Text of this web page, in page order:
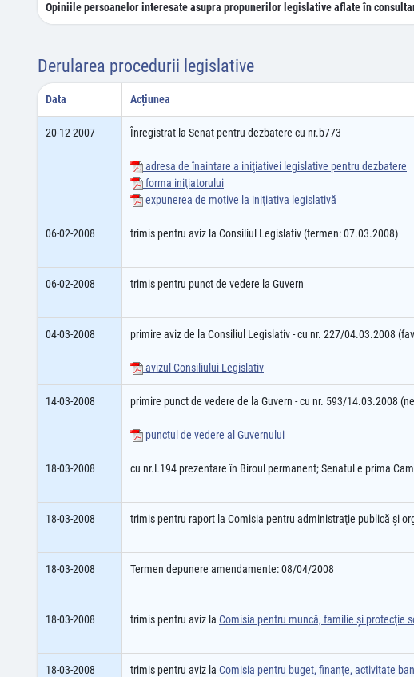
Opiniile persoanelor interesate asupra propunerilor legislative aflate în
Derularea procedurii legislative
Data Acțiunea
20-12-2007 Înregistrat la Senat pentru dezbatere cu nr.b773
adresa de înaintare a iniţiativei legislative pentru dezbatere
forma iniţiatorului
expunerea de motive la iniţiativa legislativă
06-02-2008 trimis pentru aviz la Consiliul Legislativ (termen: 07.03.2008)
06-02-2008 trimis pentru punct de vedere la Guvern
04-03-2008 primire aviz de la Consiliul Legislativ - cu nr. 227/04.03.2008
avizul Consiliului Legislativ
14-03-2008 primire punct de vedere de la Guvern - cu nr. 593/14.03.2008
punctul de vedere al Guvernului
18-03-2008 cu nr.L194 prezentare în Biroul permanent; Senatul e prima
18-03-2008 trimis pentru raport la Comisia pentru administraţie publică şi
18-03-2008 Termen depunere amendamente: 08/04/2008
18-03-2008 trimis pentru aviz la Comisia pentru muncă, familie şi protecţie
18-03-2008 trimis pentru aviz la Comisia pentru buget, finanţe, activitate